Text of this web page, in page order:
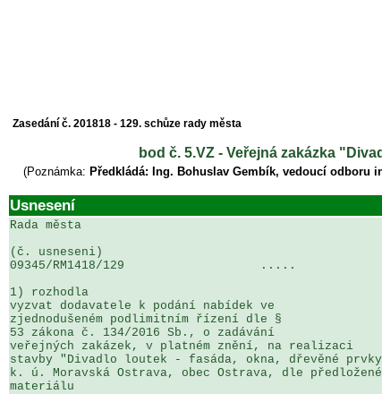
Zasedání č. 201818 - 129. schůze rady města
bod č. 5.VZ - Veřejná zakázka
(Poznámka: Předkládá: Ing. Bohuslav Gembík, vedoucí odboru
Usnesení
Rada města
(č. usneseni)
09345/RM1418/129                   .....
1) rozhodla
vyzvat dodavatele k podání nabídek ve
zjednodušeném podlimitním řízení dle §
53 zákona č. 134/2016 Sb., o zadávání
veřejných zakázek, v platném znění, na realizaci
stavby "Divadlo loutek - fasáda, okna, dřevěné
k. ú. Moravská Ostrava, obec Ostrava, dle
materiálu